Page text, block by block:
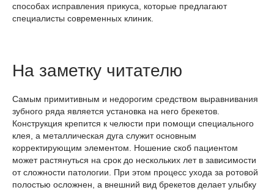
способах исправления прикуса, которые предлагают
специалисты современных клиник.
На заметку читателю
Самым примитивным и недорогим средством выравнивания
зубного ряда является установка на него брекетов.
Конструкция крепится к челюсти при помощи специального
клея, а металлическая дуга служит основным
корректирующим элементом. Ношение скоб пациентом
может растянуться на срок до нескольких лет в зависимости
от сложности патологии. При этом процесс ухода за ротовой
полостью осложнен, а внешний вид брекетов делает улыбку